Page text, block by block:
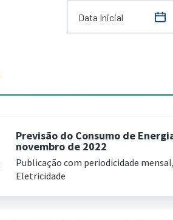
Previsão do Consumo de
novembro de 2022
Publicação com periodicidade
Eletricidade